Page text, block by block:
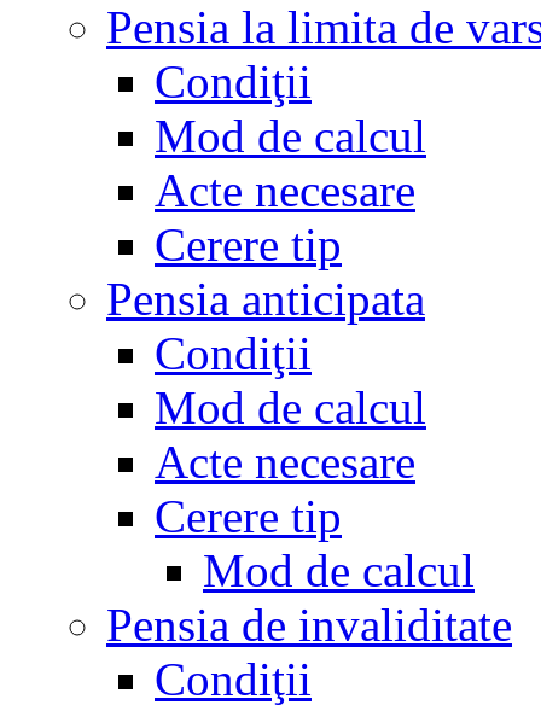
Pensia la limita de
Condiţii
Mod de calcul
Acte necesare
Cerere tip
Pensia anticipata
Condiţii
Mod de calcul
Acte necesare
Cerere tip
Mod de calcul
Pensia de invaliditate
Condiţii